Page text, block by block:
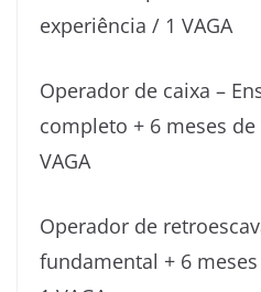
experiência / 1 VAGA
Operador de caixa –
completo + 6 meses
VAGA
Operador de
fundamental + 6